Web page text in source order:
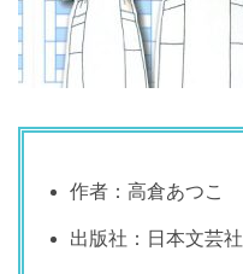
作者：高倉あつこ
出版社：日本文芸社